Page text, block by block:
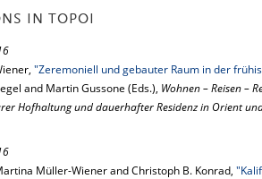
IN TOPOI
"Zeremoniell und gebauter Raum in der
and Martin Gussone (Eds.), Wohnen – Reisen –
Hofhaltung und dauerhafter Residenz in Orient
Müller-Wiener and Christoph B. Konrad,